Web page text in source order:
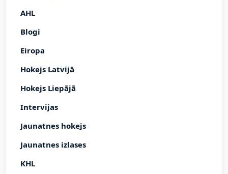
AHL
Blogi
Eiropa
Hokejs Latvijā
Hokejs Liepājā
Intervijas
Jaunatnes hokejs
Jaunatnes izlases
KHL